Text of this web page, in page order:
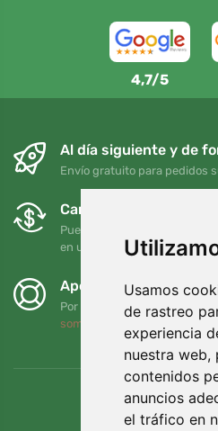
Usamos
de rastreo
experiencia
nuestra web,
contenidos
anuncios
el tráfico en
4,7/5
Al día siguiente y de
Envío gratuito para pedidos
Cambios y
Puede devolver o cambiar
en un plazo de 90 días
Apoyamos a Trees.org
Por cada pedido plantamos
somos